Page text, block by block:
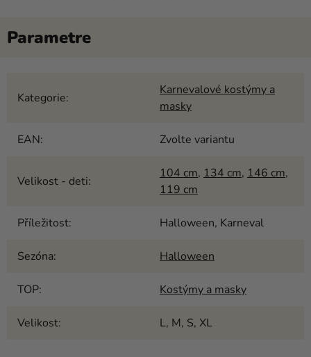
Kategorie:
Karnevalové kostýmy a
masky
EAN: Zvolte variantu
Velikost - deti:
104 cm, 134 cm, 146 cm,
119 cm
Příležitost: Halloween, Karneval
Sezóna: Halloween
TOP: Kostýmy a masky
Velikost: L, M, S, XL